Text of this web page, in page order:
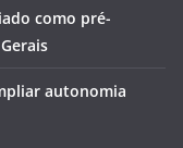
como pré-
autonomia